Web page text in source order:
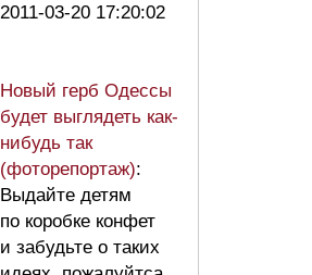
2011-03-20 17:20:02
Новый герб Одессы
будет выглядеть как-
нибудь так
(фоторепортаж):
Выдайте детям
по коробке конфет
и забудьте о таких